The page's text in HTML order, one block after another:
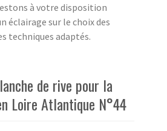
à votre disposition
éclairage sur le choix des
techniques adaptés.
de rive pour la
Loire Atlantique N°44